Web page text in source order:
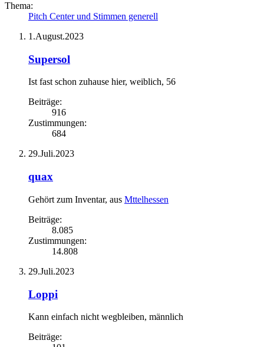
Thema:
Pitch Center und Stimmen generell
1.August.2023
Supersol
Ist fast schon zuhause hier, weiblich, 56
Beiträge:
916
Zustimmungen:
684
29.Juli.2023
quax
Gehört zum Inventar, aus Mttelhessen
Beiträge:
8.085
Zustimmungen:
14.808
29.Juli.2023
Loppi
Kann einfach nicht wegbleiben, männlich
Beiträge: